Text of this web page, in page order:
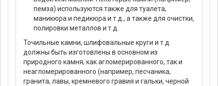
пемза) используются также для туалета,
маникюра и педикюра и т.д., а также для очистки,
полировки металлов и т.д.
Точильные камни, шлифовальные круги и т.д.
должны быть изготовлены в основном из
природного камня, как агломерированного, так и
неагломерированного (например, песчаника,
гранита, лавы, кремневого гравия и гальки, черной